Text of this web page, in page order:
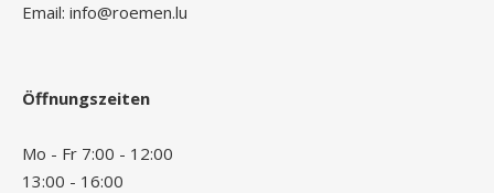
Email: info@roemen.lu
Öffnungszeiten
Mo - Fr 7:00 - 12:00
13:00 - 16:00